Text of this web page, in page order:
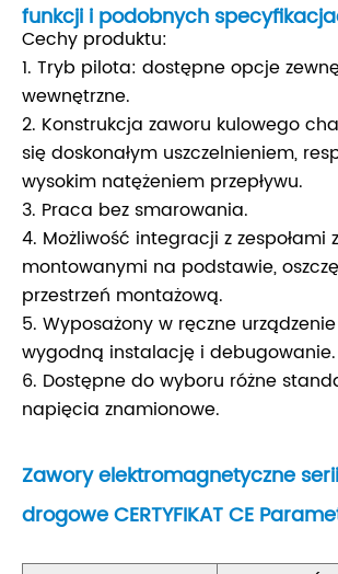
funkcji i podobnych
Cechy produktu:
1. Tryb pilota: dostępne opcje
wewnętrzne.
2. Konstrukcja zaworu kulowego
się doskonałym uszczelnieniem,
wysokim natężeniem przepływu.
3. Praca bez smarowania.
4. Możliwość integracji z zespołami
montowanymi na podstawie,
przestrzeń montażową.
5. Wyposażony w ręczne
wygodną instalację i debugowanie.
6. Dostępne do wyboru różne
napięcia znamionowe.
Zawory elektromagnetyczne
drogowe CERTYFIKAT CE